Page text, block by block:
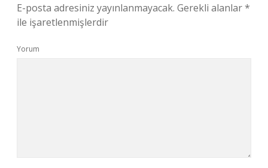
E-posta adresiniz yayınlanmayacak. Gerekli alanlar*
ile işaretlenmişlerdir
Yorum